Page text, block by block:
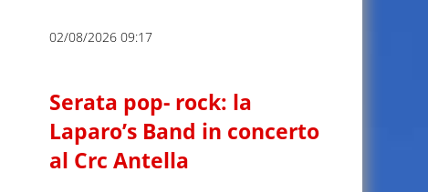
02/08/2026 09:17
Serata pop- rock: la
Laparo’s Band in concerto
al Crc Antella